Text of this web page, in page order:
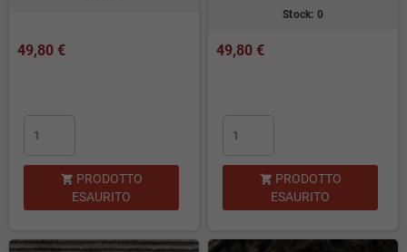
49,80 €
 PRODOTTO
ESAURITO
Stock: 0
49,80 €
 PRODOTTO
ESAURITO